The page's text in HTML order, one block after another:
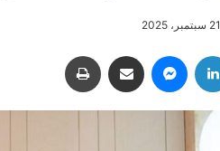
21 سبتمبر، 2025